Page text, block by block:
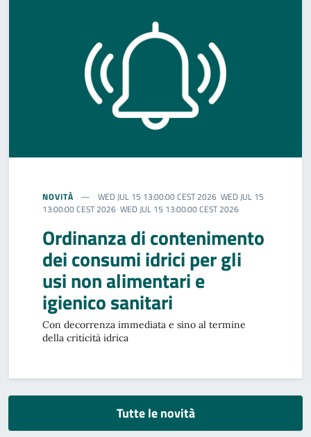
NOVITÀ
WED JUL 15 13:00:00 CEST 2026 WED JUL 15
13:00:00 CEST 2026 WED JUL 15 13:00:00 CEST 2026
Ordinanza di contenimento
dei consumi idrici per gli
usi non alimentari e
igienico sanitari
Con decorrenza immediata e sino al termine
della criticità idrica
Tutte le novità